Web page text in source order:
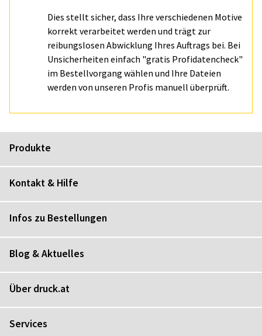
Dies stellt sicher, dass Ihre verschiedenen Motive
korrekt verarbeitet werden und trägt zur
reibungslosen Abwicklung Ihres Auftrags bei. Bei
Unsicherheiten einfach "gratis Profidatencheck"
im Bestellvorgang wählen und Ihre Dateien
werden von unseren Profis manuell überprüft.
Produkte
Kontakt & Hilfe
Infos zu Bestellungen
Blog & Aktuelles
Über druck.at
Services